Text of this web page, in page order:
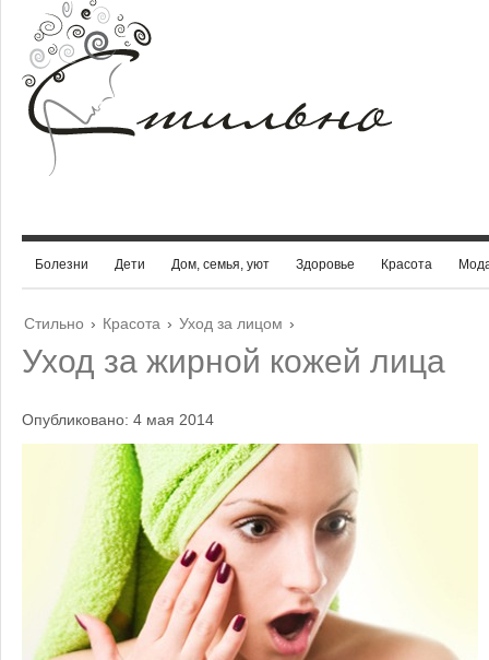
Болезни Дети Дом, семья, уют Здоровье Красота
Стильно › Красота › Уход за лицом ›
Уход за жирной кожей лица
Опубликовано: 4 мая 2014